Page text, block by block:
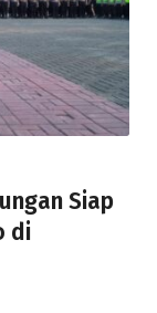
Siap
di